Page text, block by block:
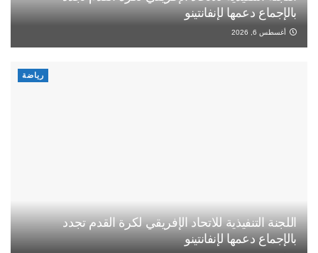
بالإجماع دعمها لإنفانتينو
أغسطس 6, 2026
رياضة
اللجنة التنفيذية للاتحاد الإفريقي لكرة القدم تجدد
بالإجماع دعمها لإنفانتينو